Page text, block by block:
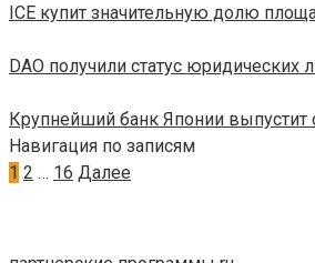
ICE купит значительную долю
DAO получили статус
Крупнейший банк Японии
Навигация по записям
1 2 … 16 Далее